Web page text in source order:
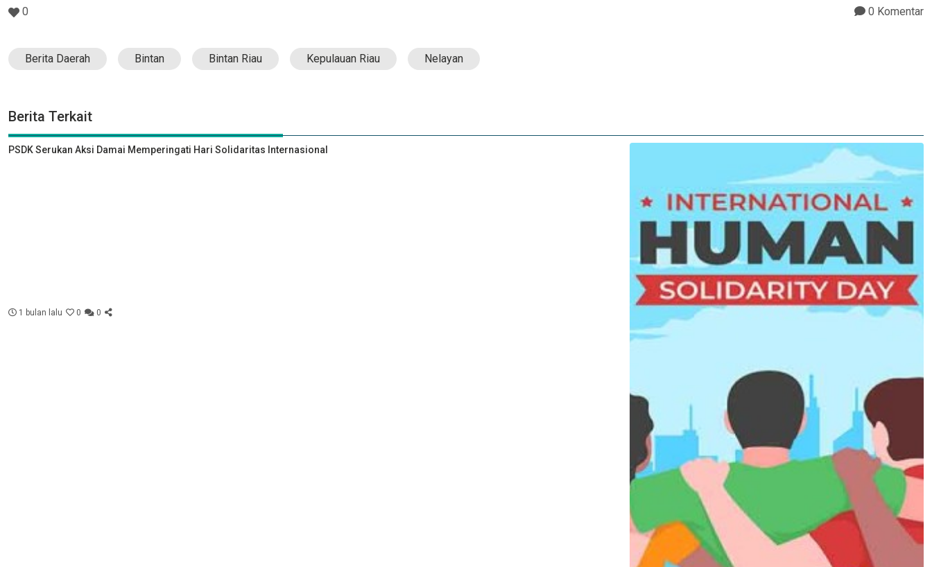
0 0 Komentar
Berita Daerah Bintan Bintan Riau Kepulauan Riau Nelayan
Berita Terkait
PSDK Serukan Aksi Damai Memperingati Hari Solidaritas Internasional
1 bulan lalu 0 0